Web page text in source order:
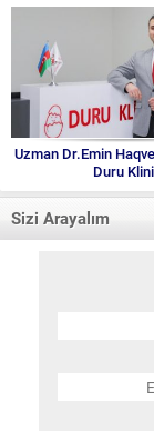
Uzman Dr.Emin
Duru
Sizi Arayalım